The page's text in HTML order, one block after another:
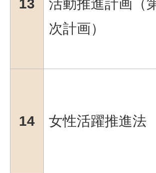
13
活動推進計画（
次計画）
14 女性活躍推進法